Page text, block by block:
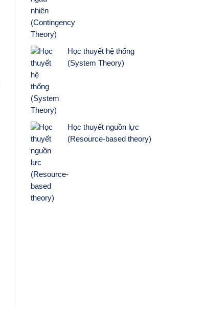
Học thuyết hệ thống
(System Theory)
Học thuyết nguồn lực
(Resource-based theory)